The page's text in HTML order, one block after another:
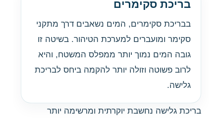
בריכת סקימרים
בבריכת סקימרים, המים נשאבים דרך מתקני
סקימר ומועברים למערכת הטיהור. בשיטה זו
גובה המים נמוך יותר ממפלס המשטח, והיא
לרוב פשוטה וזולה יותר להקמה ביחס לבריכת
גלישה.
בריכת גלישה נחשבת יוקרתית ומרשימה יותר